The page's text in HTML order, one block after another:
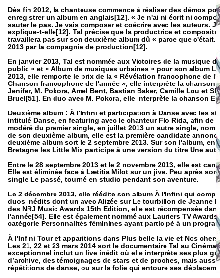
Dès fin 2012, la chanteuse commence à réaliser des démos
enregistrer un album en anglais[12]. « Je n'ai ni écrit ni
sauter le pas. Je vais composer et coécrire avec les auteurs.
explique-t-elle[12]. Tal précise que la productrice et
travaillera pas sur son deuxième album dû « parce que
2013 par la compagnie de production[12].
En janvier 2013, Tal est nommée aux Victoires de la musique
public » et « Album de musiques urbaines » pour son album
2013, elle remporte le prix de la « Révélation francophone de
Chanson francophone de l'année », elle interprète la chanson
Jenifer, M. Pokora, Amel Bent, Bastian Baker, Camille Lou et
Bruel[51]. En duo avec M. Pokora, elle interprète la chanson
Deuxième album : À l'Infini et participation à Danse avec les
intitulé Danse, en featuring avec le chanteur Flo Rida, afin
modéré du premier single, en juillet 2013 un autre single,
de son deuxième album, elle est la première candidate
deuxième album sort le 2 septembre 2013. Sur son l'album,
Bretagne les Little Mix participe à une version du titre Une
Entre le 28 septembre 2013 et le 2 novembre 2013, elle est
Elle est éliminée face à Lætitia Milot sur un jive. Peu après
single Le passé, tourné en studio pendant son aventure.
Le 2 décembre 2013, elle réédite son album À l'Infini qui
duos inédits dont un avec Alizée sur Le tourbillon de Jeanne
des NRJ Music Awards 15th Edition, elle est récompensée
l'année[54]. Elle est également nommé aux Lauriers TV
catégorie Personnalités féminines ayant participé à un
À l'Infini Tour et apparitions dans Plus belle la vie et Nos
Les 21, 22 et 23 mars 2014 sort le documentaire Tal au
exceptionnel inclut un live inédit où elle interprète ses plus
d’archive, des témoignages de stars et de proches, mais
répétitions de danse, ou sur la folie qui entoure ses